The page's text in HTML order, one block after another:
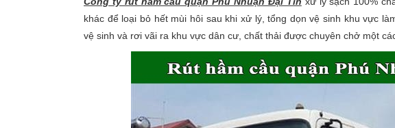
khác để loại bỏ hết mùi hôi sau khi xử lý, tổng dọn vệ sinh khu vực
vệ sinh và rơi vãi ra khu vực dân cư, chất thải được chuyên chở một